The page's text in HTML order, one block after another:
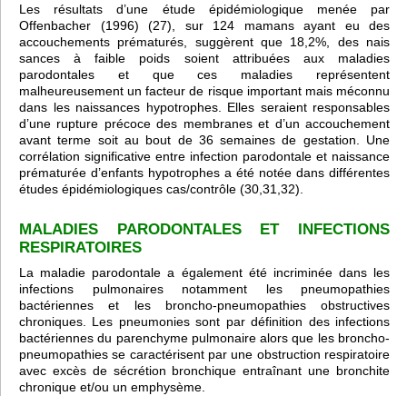
Les résultats d’une étude épidémiologique menée par
Offenbacher (1996) (27), sur 124 mamans ayant eu des
accouchements prématurés, suggèrent que 18,2%, des nais
sances à faible poids soient attribuées aux maladies
parodontales et que ces maladies représentent
malheureusement un facteur de risque important mais méconnu
dans les naissances hypotrophes. Elles seraient responsables
d’une rupture précoce des membranes et d’un accouchement
avant terme soit au bout de 36 semaines de gestation. Une
corrélation significative entre infection parodontale et naissance
prématurée d’enfants hypotrophes a été notée dans différentes
études épidémiologiques cas/contrôle (30,31,32).
MALADIES PARODONTALES ET INFECTIONS
RESPIRATOIRES
La maladie parodontale a également été incriminée dans les
infections pulmonaires notamment les pneumopathies
bactériennes et les broncho-pneumopathies obstructives
chroniques. Les pneumonies sont par définition des infections
bactériennes du parenchyme pulmonaire alors que les broncho-
pneumopathies se caractérisent par une obstruction respiratoire
avec excès de sécrétion bronchique entraînant une bronchite
chronique et/ou un emphysème.